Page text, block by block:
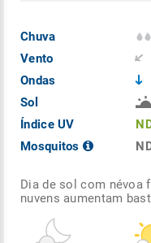
Chuva
Vento
Ondas
Sol
Índice UV
Mosquitos
Dia de sol com névoa
nuvens aumentam